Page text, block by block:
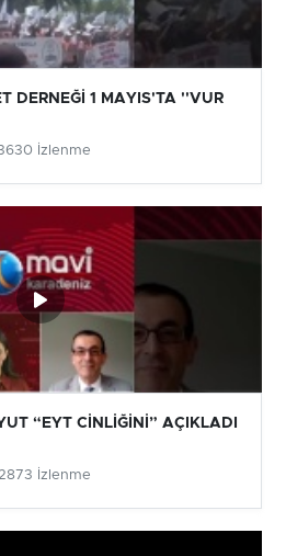
DERNEĞİ 1 MAYIS'TA ''VUR
İzlenme
“EYT CİNLİĞİNİ” AÇIKLADI
İzlenme